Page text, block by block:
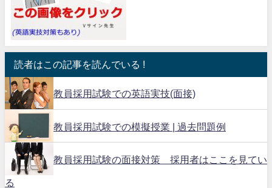
読者はこの記事を読んでいる !
教員採用試験での英語実技(面接)
教員採用試験での模擬授業 | 過去問題例
教員採用試験の面接対策 採用者はここを見てい
る